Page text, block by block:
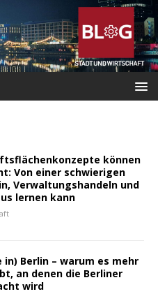
können
Von einer schwierigen
Verwaltungshandeln und
lernen kann
Berlin – warum es mehr
an denen die Berliner
wird